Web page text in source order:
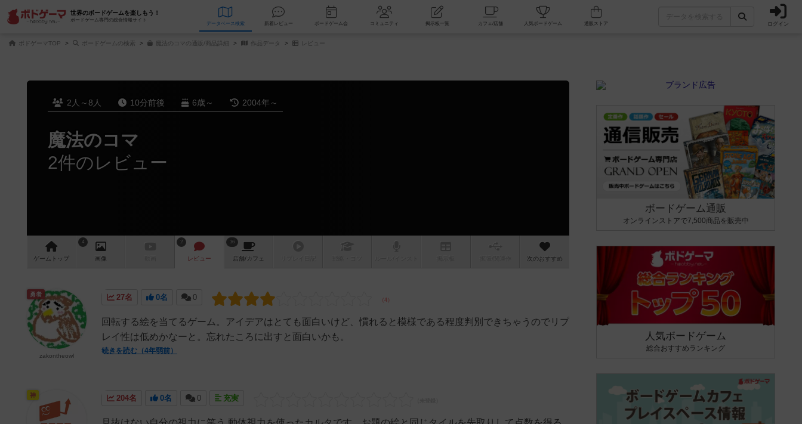
世界のボードゲームを楽しもう！
ボードゲーム専門の総合情報サイト
データベース 検索 新着レビュー ボードゲーム会 コミュニティ 掲示板一覧 カフェ/店舗 人気ボードゲーム ログイン
ボドゲーマTOP ボードゲームの検索 魔法のコマの通販/商品詳細 作品データ レビュー
2人～8人 10分前後 6歳～ 2004年～
魔法のコマ
2件のレビュー
ゲーム トップ
4
画像
2
レビュー
36
店舗/カフェ 次のおすすめ
27名 0名 0
回転する絵を当てるゲーム。アイデアはとても面白いけど、慣れると模様である程度判別できちゃうのでリプ
レイ性は低めかなーと。忘れたころに出すと面白いかも。
続きを読む（4年弱前）
勇者
zakontheowl
204名 0名 0 充実
神
ボードゲーム通販
オンラインストアで7,500商品を販売中
人気ボードゲーム
総合おすすめランキング